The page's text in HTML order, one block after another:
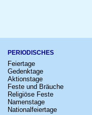
PERIODISCHES
Feiertage
Gedenktage
Aktionstage
Feste und Bräuche
Religiöse Feste
Namenstage
Nationalfeiertage